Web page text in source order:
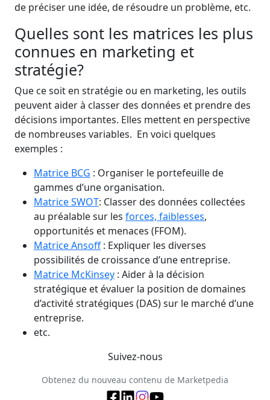
de préciser une idée, de résoudre un problème, etc.
Quelles sont les matrices les plus
connues en marketing et
stratégie?
Que ce soit en stratégie ou en marketing, les outils
peuvent aider à classer des données et prendre des
décisions importantes. Elles mettent en perspective
de nombreuses variables. En voici quelques
exemples :
Matrice BCG : Organiser le portefeuille de
gammes d’une organisation.
Matrice SWOT: Classer des données collectées
au préalable sur les forces, faiblesses,
opportunités et menaces (FFOM).
Matrice Ansoff: Expliquer les diverses
possibilités de croissance d’une entreprise.
Matrice McKinsey : Aider à la décision
stratégique et évaluer la position de domaines
d’activité stratégiques (DAS) sur le marché d’une
entreprise.
etc.
Suivez-nous
Obtenez du nouveau contenu de Marketpedia